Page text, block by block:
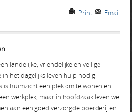
Email
Print
landelijke, vriendelijke en veilige
het dagelijks leven hulp nodig
Ruimzicht een plek om te wonen en
werkplek, maar in hoofdzaak leven we
aan een goed verzorgde boerderij en